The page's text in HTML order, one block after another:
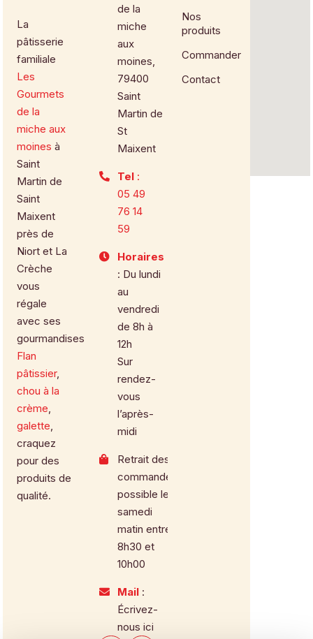
La
pâtisserie
familiale
Les
Gourmets
de la
miche aux
moines à
Saint
Martin de
Saint
Maixent
près de
Niort et La
Crèche
vous
régale
avec ses
gourmandises.
Flan
pâtissier,
chou à la
crème,
galette,
craquez
pour des
produits de
qualité.
de la
miche
aux
moines,
79400
Saint
Martin de
St
Maixent
Tel:
05 49
76 14
59
Horaires
: Du lundi
au
vendredi
de 8h à
12h
Sur
rendez-
vous
l’après-
midi
Retrait des
commandes
possible le
samedi
matin entre
8h30 et
10h00
Mail:
Écrivez-
nous ici
Nos
produits
Commander
Contact